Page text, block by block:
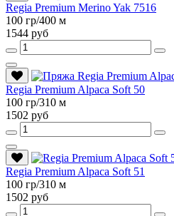
Regia Premium Merino Yak 7516
100 гр/400 м
1544 руб
Regia Premium Alpaca Soft 50
100 гр/310 м
1502 руб
Regia Premium Alpaca Soft 51
100 гр/310 м
1502 руб